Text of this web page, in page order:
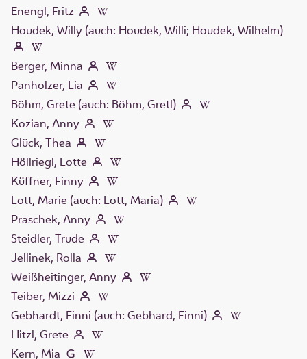
Enengl, Fritz
Houdek, Willy (auch: Houdek, Willi; Houdek, Wilhelm)
Berger, Minna
Panholzer, Lia
Böhm, Grete (auch: Böhm, Gretl)
Kozian, Anny
Glück, Thea
Höllriegl, Lotte
Küffner, Finny
Lott, Marie (auch: Lott, Maria)
Praschek, Anny
Steidler, Trude
Jellinek, Rolla
Weißheitinger, Anny
Teiber, Mizzi
Gebhardt, Finni (auch: Gebhard, Finni)
Hitzl, Grete
Kern, Mia